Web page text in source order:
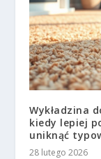
Wykładzina
kiedy lepiej
uniknąć
28 lutego 2026